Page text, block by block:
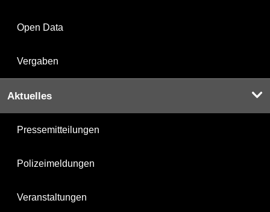
Open Data
Vergaben
Aktuelles
Pressemitteilungen
Polizeimeldungen
Veranstaltungen